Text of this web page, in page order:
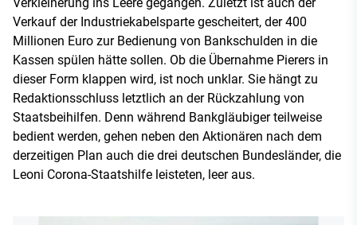
Verkauf der Industriekabelsparte gescheitert, der 400
Millionen Euro zur Bedienung von Bankschulden in die
Kassen spülen hätte sollen. Ob die Übernahme Pierers in
dieser Form klappen wird, ist noch unklar. Sie hängt zu
Redaktionsschluss letztlich an der Rückzahlung von
Staatsbeihilfen. Denn während Bankgläubiger teilweise
bedient werden, gehen neben den Aktionären nach dem
derzeitigen Plan auch die drei deutschen Bundesländer, die
Leoni Corona-Staatshilfe leisteten, leer aus.